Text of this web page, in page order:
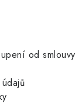
od smlouvy